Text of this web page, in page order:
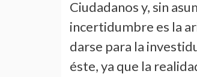
Ciudadanos y, sin
incertidumbre es la
darse para la
éste, ya que la